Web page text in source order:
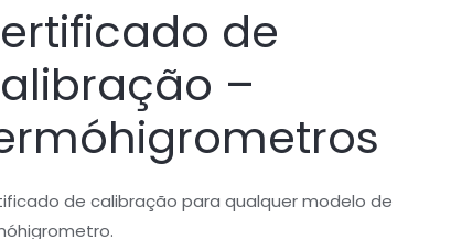
de
–
de calibração para qualquer modelo de